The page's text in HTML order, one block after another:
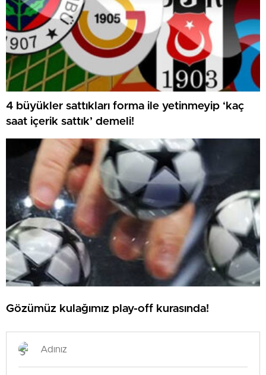
4 büyükler sattıkları forma ile yetinmeyip ‘kaç
saat içerik sattık’ demeli!
Gözümüz kulağımız play-off kurasında!